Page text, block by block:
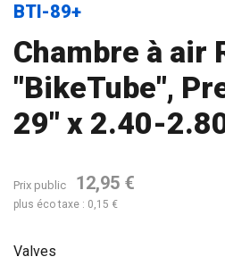
BTI-89+
Chambre à air
"BikeTube",
29" x 2.40-
Prix public 12,95 €
plus éco taxe : 0,15 €
Valves